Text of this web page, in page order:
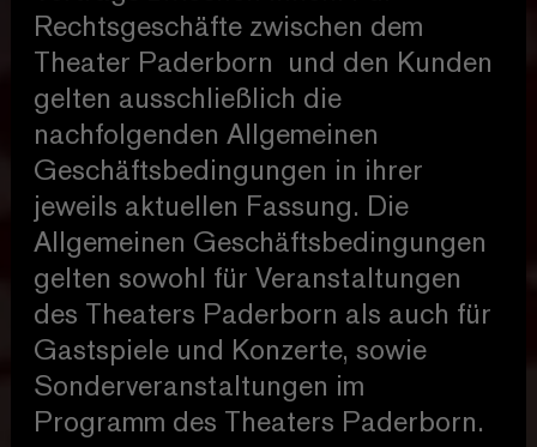
Rechtsgeschäfte zwischen dem
Theater Paderborn und den Kunden
gelten ausschließlich die
nachfolgenden Allgemeinen
Geschäftsbedingungen in ihrer
jeweils aktuellen Fassung. Die
Allgemeinen Geschäftsbedingungen
gelten sowohl für Veranstaltungen
des Theaters Paderborn als auch für
Gastspiele und Konzerte, sowie
Sonderveranstaltungen im
Programm des Theaters Paderborn.